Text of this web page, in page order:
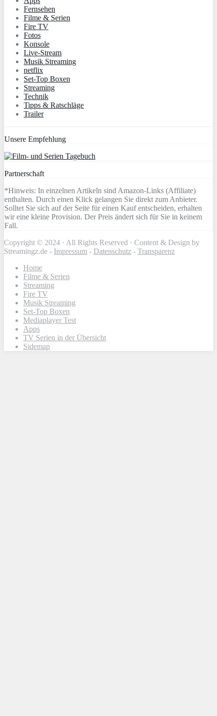
Fernsehen
Filme & Serien
Fire TV
Fotos
Konsole
Live-Stream
Musik Streaming
netflix
Set-Top Boxen
Streaming
Technik
Tipps & Ratschläge
Trailer
Unsere Empfehlung
Partnerschaft
*Hinweis: In einzelnen Artikeln sind Amazon-Links (Affiliate)
enthalten. Durch einen Klick gelangen Sie direkt zum Anbieter.
Solltet Sie sich auf der Seite für einen Kauf entscheiden, erhalten
wir eine kleine Provision. Der Preis ändert sich für Sie in keinem
Fall.
Copyright © 2024 · All Rights Reserved · Content & Design by
Streamingz.de - Impressum - Datenschutz - Transparenz
Home
Filme & Serien
Streaming
Fire TV
Musik Streaming
Set-Top Boxen
Mediaplayer Test
Apps
TV Serien in der Übersicht
Sidemap